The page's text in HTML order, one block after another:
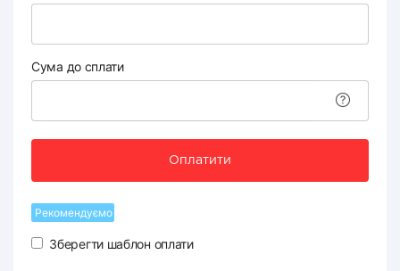
Сума до сплати
Оплатити
Рекомендуємо
Зберегти шаблон оплати